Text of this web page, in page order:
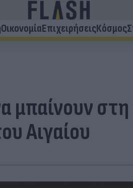
ΟικονομίαΕπιχειρήσειςΚόσμος
μπαίνουν
Αιγαίου